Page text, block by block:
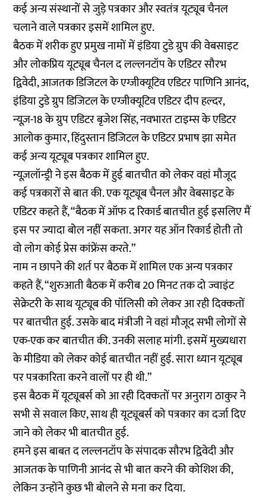
कई अन्य संस्थानों से जुड़े पत्रकार और स्वतंत्र यूट्यूब चैनल
चलाने वाले पत्रकार इसमें शामिल हुए.
बैठक में शरीक हुए प्रमुख नामों में इंडिया टुडे ग्रुप की वेबसाइट
और लोकप्रिय यूट्यूब चैनल द लल्लनटॉप के एडिटर सौरभ
द्विवेदी, आजतक डिजिटल के एग्जीक्यूटिव एडिटर पाणिनि आनंद,
इंडिया टुडे ग्रुप डिजिटल के एग्जीक्यूटिव एडिटर दीप हल्दर,
न्यूज़-18 के ग्रुप एडिटर बृजेश सिंह, नवभारत टाइम्स के एडिटर
आलोक कुमार, हिंदुस्तान डिजिटल के एडिटर प्रभाष झा समेत
कई अन्य यूट्यूब पत्रकार शामिल हुए.
न्यूज़लॉन्ड्री ने इस बैठक में हुई बातचीत को लेकर वहां मौजूद
कई पत्रकारों से बात की. एक यूट्यूब चैनल और वेबसाइट के
एडिटर कहते हैं, “बैठक में ऑफ द रिकार्ड बातचीत हुई इसलिए मैं
इस पर ज्यादा बोल नहीं सकता. अगर यह ऑन रिकार्ड होती तो
वो लोग कोई प्रेस कांफ्रेंस करते.”
नाम न छापने की शर्त पर बैठक में शामिल एक अन्य पत्रकार
कहते हैं, “शुरुआती बैठक में करीब 20 मिनट तक दो ज्वाइंट
सेक्रेटरी के साथ यूट्यूब की पॉलिसी को लेकर आ रही दिक्कतों
पर बातचीत हुई. उसके बाद मंत्रीजी ने वहां मौजूद सभी लोगों से
एक-एक कर बातचीत की. उनकी सलाह मांगी. इसमें मुख्यधारा
के मीडिया को लेकर कोई बातचीत नहीं हुई. सारा ध्यान यूट्यूब
पर पत्रकारिता करने वालों पर ही थी.”
इस बैठक में यूट्यूबर्स को आ रही दिक्कतों पर अनुराग ठाकुर ने
सभी से सवाल किए, साथ ही यूट्यूबर्स को पत्रकार का दर्जा दिए
जाने को लेकर भी बातचीत हुई.
हमने इस बाबत द लल्लनटॉप के संपादक सौरभ द्विवेदी और
आजतक के पाणिनी आनंद से भी बात करने की कोशिश की,
लेकिन उन्होंने कुछ भी बोलने से मना कर दिया.